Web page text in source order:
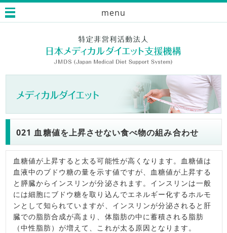
menu
021 血糖値を上昇させない食べ物の組み合わせ
血糖値が上昇すると太る可能性が高くなります。血糖値は
血液中のブドウ糖の量を示す値ですが、血糖値が上昇する
と膵臓からインスリンが分泌されます。インスリンは一般
には細胞にブドウ糖を取り込んでエネルギー化するホルモ
ンとして知られていますが、インスリンが分泌されると肝
臓での脂肪合成が高まり、体脂肪の中に蓄積される脂肪
（中性脂肪）が増えて、これが太る原因となります。